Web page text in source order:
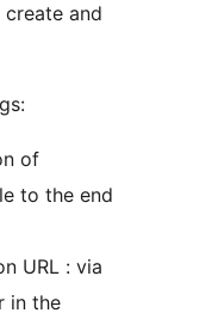
and
of
to the end
URL : via
in the